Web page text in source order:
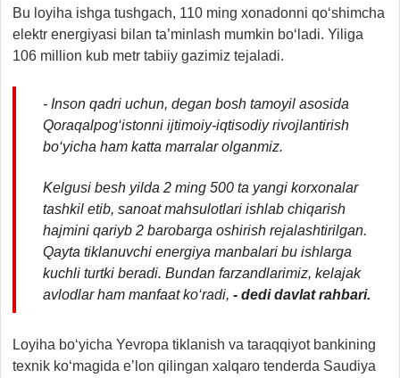
Bu loyiha ishga tushgach, 110 ming xonadonni qo‘shimcha
elektr energiyasi bilan ta’minlash mumkin bo‘ladi. Yiliga
106 million kub metr tabiiy gazimiz tejaladi.
- Inson qadri uchun, degan bosh tamoyil asosida
Qoraqalpog‘istonni ijtimoiy-iqtisodiy rivojlantirish
bo‘yicha ham katta marralar olganmiz.
Kelgusi besh yilda 2 ming 500 ta yangi korxonalar
tashkil etib, sanoat mahsulotlari ishlab chiqarish
hajmini qariyb 2 barobarga oshirish rejalashtirilgan.
Qayta tiklanuvchi energiya manbalari bu ishlarga
kuchli turtki beradi. Bundan farzandlarimiz, kelajak
avlodlar ham manfaat ko‘radi, - dedi davlat rahbari.
Loyiha bo‘yicha Yevropa tiklanish va taraqqiyot bankining
texnik ko‘magida e’lon qilingan xalqaro tenderda Saudiya